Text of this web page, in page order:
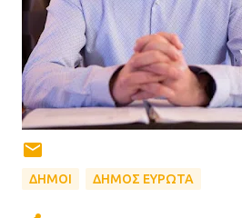
ΔΗΜΟΙ ΔΗΜΟΣ ΕΥΡΩΤΑ